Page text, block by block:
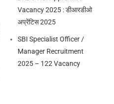
Vacancy 2025 : डीआरडीओ
अप्रेंटिस 2025
SBI Specialist Officer /
Manager Recruitment
2025 – 122 Vacancy